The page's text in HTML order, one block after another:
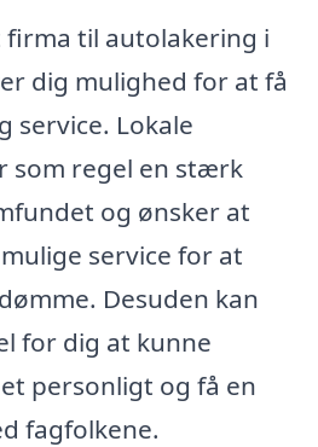
firma til autolakering i
dig mulighed for at få
service. Lokale
som regel en stærk
og ønsker at
service for at
Desuden kan
for dig at kunne
personligt og få en
fagfolkene.